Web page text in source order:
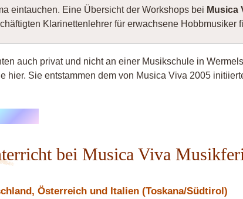
eintauchen. Eine Übersicht der Workshops bei Musica
Klarinettenlehrer für erwachsene Hobbmusiker
auch privat und nicht an einer Musikschule in
hier. Sie entstammen dem von Musica Viva 2005
bei Musica Viva
Österreich und Italien (Toskana/Südtirol)